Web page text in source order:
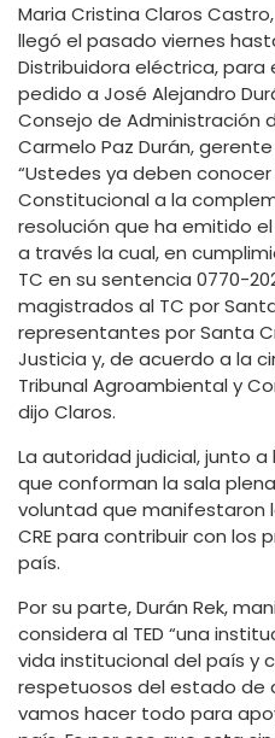
Maria Cristina Claros
llegó el pasado viernes
Distribuidora eléctrica, para
pedido a José Alejandro
Consejo de Administración
Carmelo Paz Durán,
“Ustedes ya deben
Constitucional a la
resolución que ha emitido
a través la cual, en
TC en su sentencia 0770-
magistrados al TC por
representantes por Santa
Justicia y, de acuerdo a la
Tribunal Agroambiental y
dijo Claros.
La autoridad judicial, junto
que conforman la sala
voluntad que manifestaron
CRE para contribuir con los
país.
Por su parte, Durán Rek,
considera al TED “una
vida institucional del país y
respetuosos del estado de
vamos hacer todo para